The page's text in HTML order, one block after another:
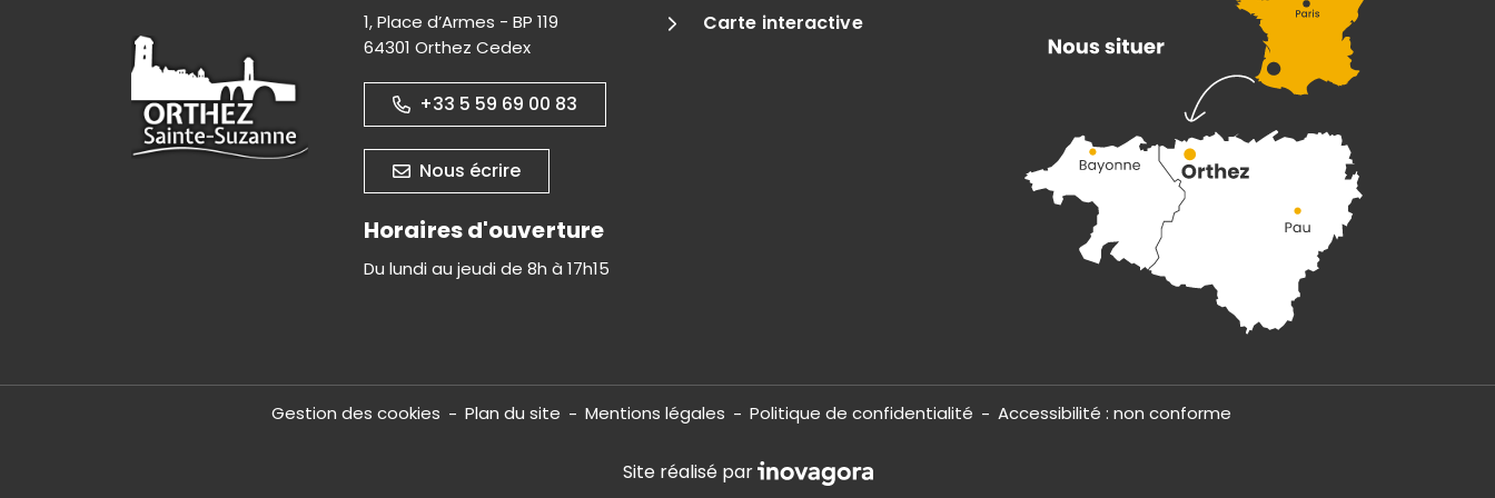
1, Place d’Armes - BP 119
64301 Orthez Cedex
+33 5 59 69 00 83
Nous écrire
Horaires d'ouverture
Du lundi au jeudi de 8h à 17h15
Carte interactive
Gestion des cookies Plan du site Mentions légales Politique de confidentialité Accessibilité : non conforme
Site réalisé parInovagora (ouverture dans un nouvel onglet)